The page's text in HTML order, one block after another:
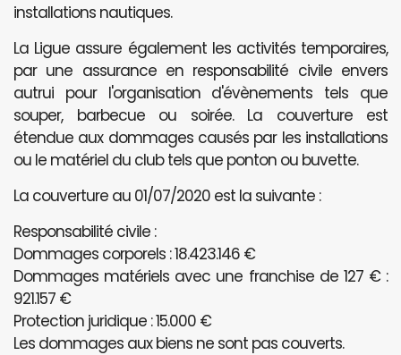
installations nautiques.
La Ligue assure également les activités temporaires,
par une assurance en responsabilité civile envers
autrui pour l'organisation d'évènements tels que
souper, barbecue ou soirée. La couverture est
étendue aux dommages causés par les installations
ou le matériel du club tels que ponton ou buvette.
La couverture au 01/07/2020 est la suivante :
Responsabilité civile :
Dommages corporels : 18.423.146 €
Dommages matériels avec une franchise de 127 € :
921.157 €
Protection juridique : 15.000 €
Les dommages aux biens ne sont pas couverts.